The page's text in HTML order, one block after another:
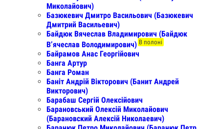
Миколайович)
Базюкевич Дмитро Васильович (Базюкевич
Дмитрий Васильевич)
Байдюк Вячеслав Владимирович (Байдюк
Вʼячеслав Володимирович) В полоні
Байрамов Анас Георгійович
Банга Артур
Банга Роман
Баніт Андрій Вікторович (Банит Андрей
Викторович)
Барабаш Сергій Олексійович
Барановський Олексій Миколайович
(Барановский Алексій Николаевич)